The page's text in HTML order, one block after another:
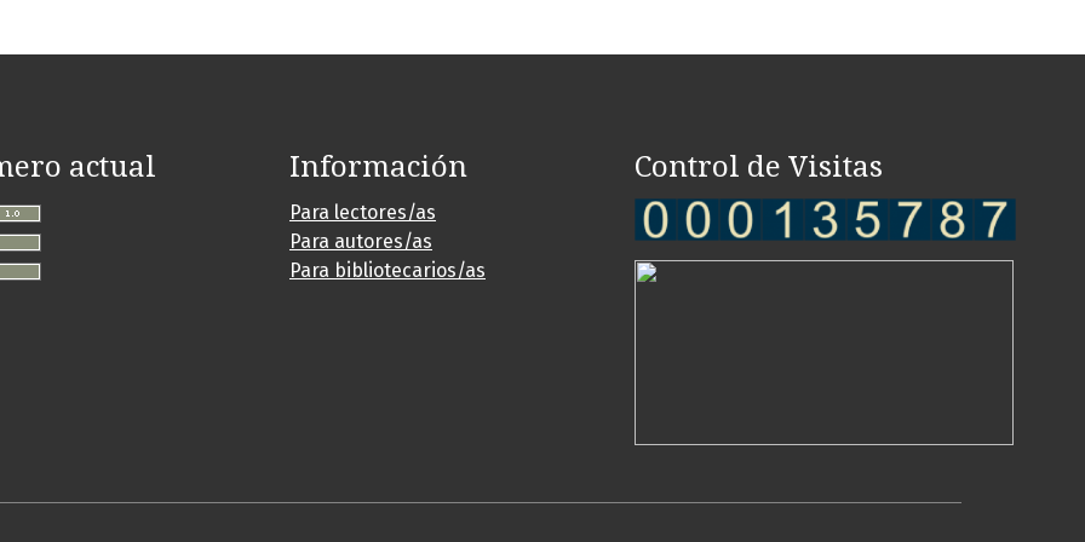
actual Información
Para lectores/as
Para autores/as
Para bibliotecarios/as
Control de Visitas